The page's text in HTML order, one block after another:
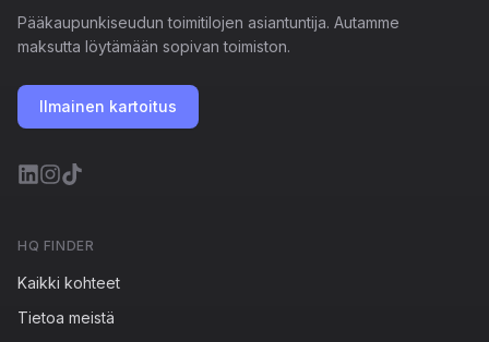
Pääkaupunkiseudun toimitilojen asiantuntija. Autamme
maksutta löytämään sopivan toimiston.
Ilmainen kartoitus
HQ FINDER
Kaikki kohteet
Tietoa meistä